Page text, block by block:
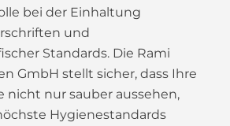
bei der Einhaltung
und
Standards. Die Rami
GmbH stellt sicher, dass Ihre
nicht nur sauber aussehen,
Hygienestandards